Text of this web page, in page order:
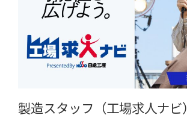
製造スタッフ（工場求人ナビ）